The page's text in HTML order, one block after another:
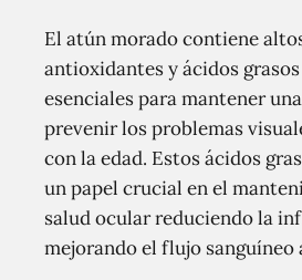
El atún morado contiene
antioxidantes y ácidos
esenciales para mantener
prevenir los problemas
con la edad. Estos ácidos
un papel crucial en el
salud ocular reduciendo la
mejorando el flujo sanguíneo